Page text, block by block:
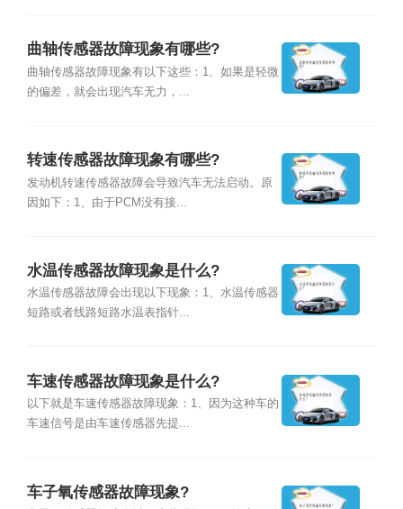
曲轴传感器故障现象有哪些?
曲轴传感器故障现象有以下这些：1、如果是轻微
的偏差，就会出现汽车无力，...
转速传感器故障现象有哪些?
发动机转速传感器故障会导致汽车无法启动。原
因如下：1、由于PCM没有接...
水温传感器故障现象是什么?
水温传感器故障会出现以下现象：1、水温传感器
短路或者线路短路水温表指针...
车速传感器故障现象是什么?
以下就是车速传感器故障现象：1、因为这种车的
车速信号是由车速传感器先提...
车子氧传感器故障现象?